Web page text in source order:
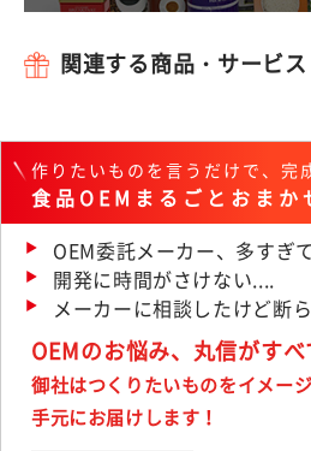
関連する商品・サービス
作りたいものを言うだけで、完
食品OEMまるごとおまか
OEM委託メーカー、多すぎ
開発に時間がさけない....
メーカーに相談したけど断ら
OEMのお悩み、丸信がすべ
御社はつくりたいものをイメー
手元にお届けします！